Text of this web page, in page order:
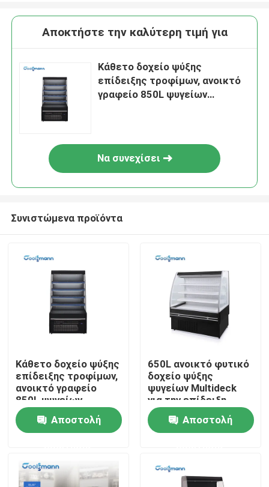
Σπίτι
Βίντεο
Αποκτήστε την καλύτερη τιμή για
Κάθετο δοχείο ψύξης
επίδειξης τροφίμων, ανοικτό
γραφείο 850L ψυγείων
Να συνεχίσει
Συνιστώμενα προϊόντα
Κάθετο δοχείο ψύξης
επίδειξης τροφίμων,
ανοικτό γραφείο
850L ψυγείων
επίδειξης κουρτινών
αέρα
Αποστολή
650L ανοικτό φυτικό
δοχείο ψύξης
ψυγείων Multideck
για την επίδειξη
υπεραγορών 1580mm
ύψος
Αποστολή